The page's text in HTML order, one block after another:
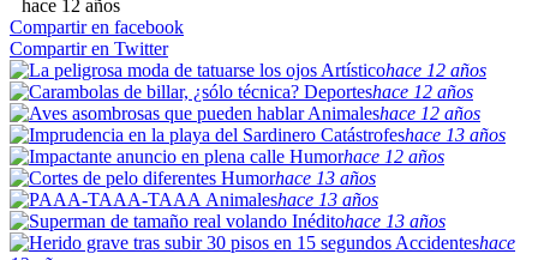
hace 12 años
Compartir en facebook
Compartir en Twitter
Artísticohace 12 años
Deporteshace 12 años
Animaleshace 12 años
Catástrofeshace 13 años
Humorhace 12 años
Humorhace 13 años
Animaleshace 13 años
Inéditohace 13 años
Accidenteshace